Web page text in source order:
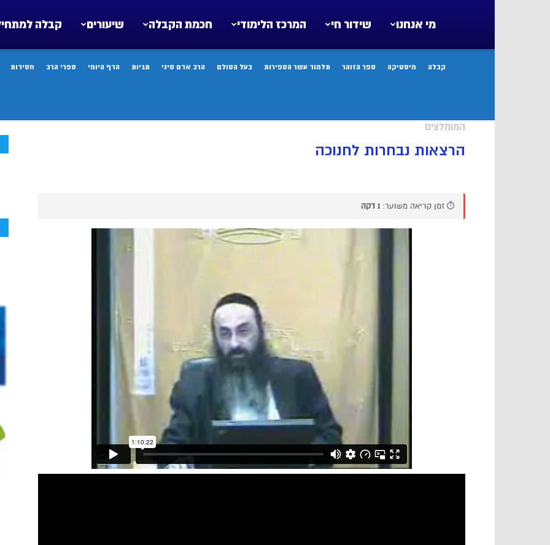
קבלה שיעורים חכמת הקבלה המרכז הלימודי שידור חי מי אנחנו
קבלה מיסטיקה ספר הזוהר תלמוד עשר הספירות בעל הסולם הרב אדם סיני תגיות הדף היומי ספרי הרב חסידות
המומלצים
הרצאות נבחרות לחנוכה
⏱️ זמן קריאה משוער: 1 דקה